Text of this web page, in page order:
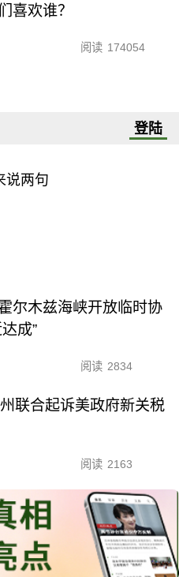
喜欢谁？
阅读 174054
登陆
说两句
尔木兹海峡开放临时协
成”
阅读 2834
联合起诉美政府新关税
阅读 2163